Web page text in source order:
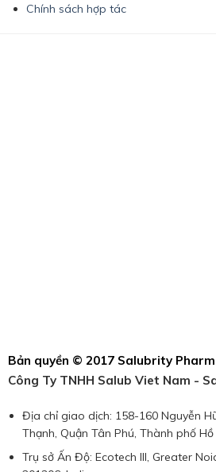
Chính sách hợp tác
Bản quyền © 2017 Salubrity
Công Ty TNHH Salub Viet Nam -
Địa chỉ giao dịch: 158-160 Nguyễn
Thạnh, Quận Tân Phú, Thành phố Hồ
Trụ sở Ấn Độ: Ecotech III, Greater